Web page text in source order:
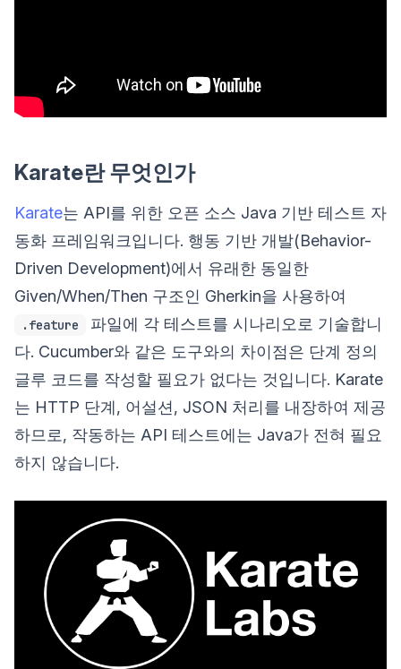
Karate란 무엇인가
Karate는 API를 위한 오픈 소스 Java 기반 테스트 자
동화 프레임워크입니다. 행동 기반 개발(Behavior-
Driven Development)에서 유래한 동일한
Given/When/Then 구조인 Gherkin을 사용하여
.feature
파일에 각 테스트를 시나리오로 기술합니
다. Cucumber와 같은 도구와의 차이점은 단계 정의
글루 코드를 작성할 필요가 없다는 것입니다. Karate
는 HTTP 단계, 어설션, JSON 처리를 내장하여 제공
하므로, 작동하는 API 테스트에는 Java가 전혀 필요
하지 않습니다.